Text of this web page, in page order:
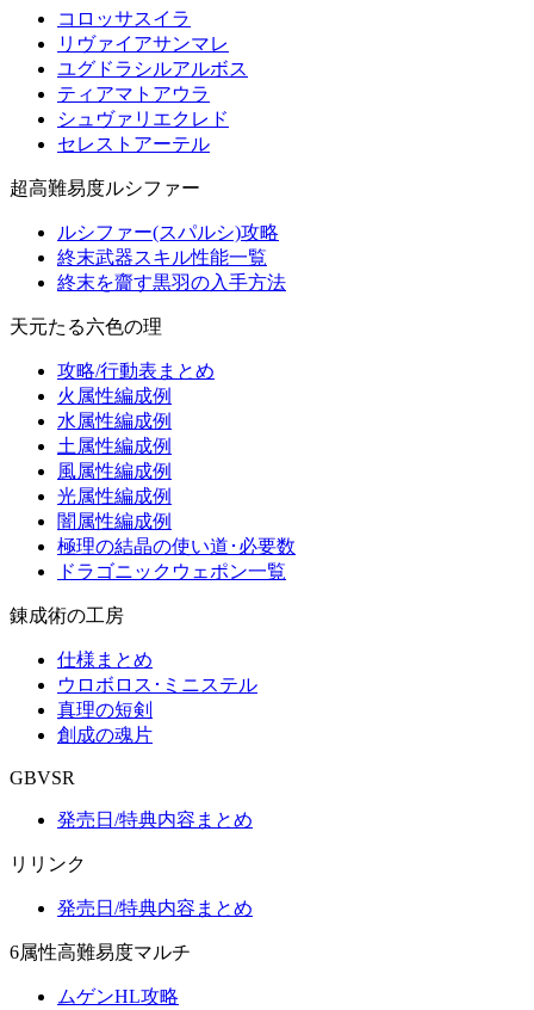
コロッサスイラ
リヴァイアサンマレ
ユグドラシルアルボス
ティアマトアウラ
シュヴァリエクレド
セレストアーテル
超高難易度ルシファー
ルシファー(スパルシ)攻略
終末武器スキル性能一覧
終末を齎す黒羽の入手方法
天元たる六色の理
攻略/行動表まとめ
火属性編成例
水属性編成例
土属性編成例
風属性編成例
光属性編成例
闇属性編成例
極理の結晶の使い道･必要数
ドラゴニックウェポン一覧
錬成術の工房
仕様まとめ
ウロボロス･ミニステル
真理の短剣
創成の魂片
GBVSR
発売日/特典内容まとめ
リリンク
発売日/特典内容まとめ
6属性高難易度マルチ
ムゲンHL攻略